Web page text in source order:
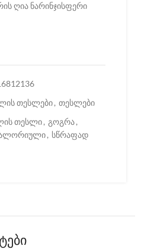
ღია ნარინჯისფერი
თესლები, თესლები
თესლი, გოგრა,
, სწრაფად